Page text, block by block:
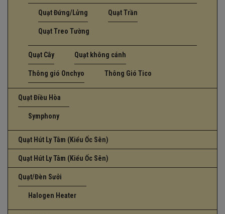
Quạt Đứng/Lửng Quạt Trần
Quạt Treo Tường
Quạt Cây Quạt không cánh
Thông gió Onchyo Thông Gió Tico
Quạt Điều Hòa
Symphony
Quạt Hút Ly Tâm (Kiểu Ốc Sên)
Quạt Hút Ly Tâm (Kiểu Ốc Sên)
Quạt/Đèn Sưởi
Halogen Heater